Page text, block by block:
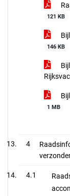
121 KB
146 KB
1 MB
4
4.1